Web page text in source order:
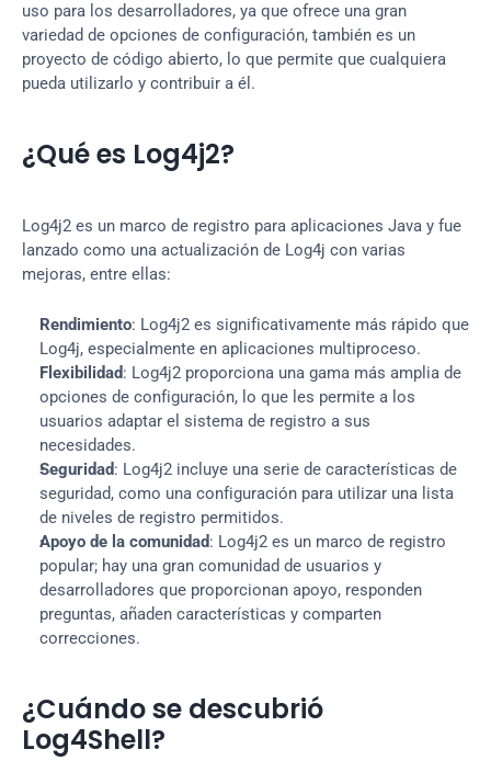
uso para los desarrolladores, ya que ofrece una gran
variedad de opciones de configuración, también es un
proyecto de código abierto, lo que permite que cualquiera
pueda utilizarlo y contribuir a él.
¿Qué es Log4j2?
Log4j2 es un marco de registro para aplicaciones Java y fue
lanzado como una actualización de Log4j con varias
mejoras, entre ellas:
Rendimiento: Log4j2 es significativamente más rápido que
Log4j, especialmente en aplicaciones multiproceso.
Flexibilidad: Log4j2 proporciona una gama más amplia de
opciones de configuración, lo que les permite a los
usuarios adaptar el sistema de registro a sus
necesidades.
Seguridad: Log4j2 incluye una serie de características de
seguridad, como una configuración para utilizar una lista
de niveles de registro permitidos.
Apoyo de la comunidad: Log4j2 es un marco de registro
popular; hay una gran comunidad de usuarios y
desarrolladores que proporcionan apoyo, responden
preguntas, añaden características y comparten
correcciones.
¿Cuándo se descubrió
Log4Shell?